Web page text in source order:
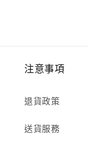
注意事項
退貨政策
送貨服務